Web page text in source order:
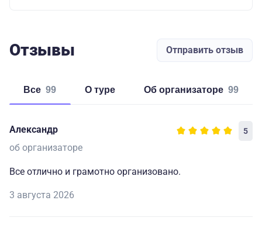
Отзывы Отправить отзыв
Все 99 о туре об организаторе 99
Александр 5
об организаторе
Все отлично и грамотно организовано.
3 августа 2026